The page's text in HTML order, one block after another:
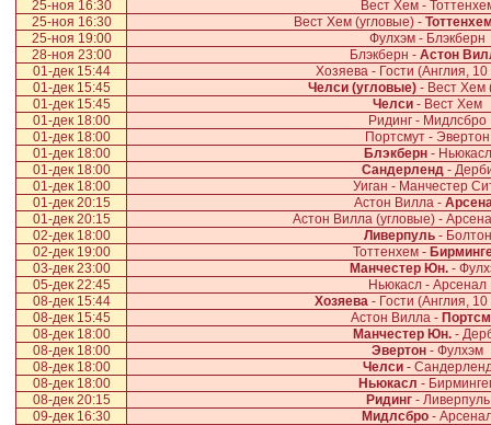
25-ноя 16:30
Вест Хем -
25-ноя 16:30
Вест Хем (угловые) -
25-ноя 19:00
Фулхэм - Блэкберн
28-ноя 23:00
Блэкберн - Астон
01-дек 15:44
Хозяева - Гости (Англия,
01-дек 15:45
Челси (угловые)- Вест Хем
01-дек 15:45
Челси - Вест Хем
01-дек 18:00
Ридинг - Мидлсбро
01-дек 18:00
Портсмут - Эвертон
01-дек 18:00
Блэкберн- Ньюкасл
01-дек 18:00
Сандерленд-
01-дек 18:00
Уиган - Манчестер
01-дек 20:15
Астон Вилла -
01-дек 20:15
Астон Вилла (угловые) -
02-дек 18:00
Ливерпуль- Болтон
02-дек 19:00
Тоттенхем -
03-дек 23:00
Манчестер Юн. -
05-дек 22:45
Ньюкасл - Арсенал
08-дек 15:44
Хозяева - Гости (Англия,
08-дек 15:45
Астон Вилла -
08-дек 18:00
Манчестер Юн. -
08-дек 18:00
Эвертон - Фулхэм
08-дек 18:00
Челси-
08-дек 18:00
Ньюкасл -
08-дек 20:15
Ридинг- Ливерпуль
09-дек 16:30
Мидлсбро -